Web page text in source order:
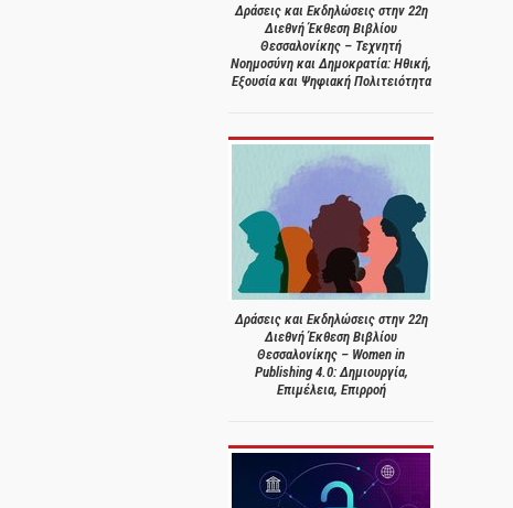
Δράσεις και Εκδηλώσεις στην 22η
Διεθνή Έκθεση Βιβλίου
Θεσσαλονίκης – Τεχνητή
Νοημοσύνη και Δημοκρατία: Ηθική,
Εξουσία και Ψηφιακή Πολιτειότητα
Δράσεις και Εκδηλώσεις στην 22η
Διεθνή Έκθεση Βιβλίου
Θεσσαλονίκης – Women in
Publishing 4.0: Δημιουργία,
Επιμέλεια, Επιρροή